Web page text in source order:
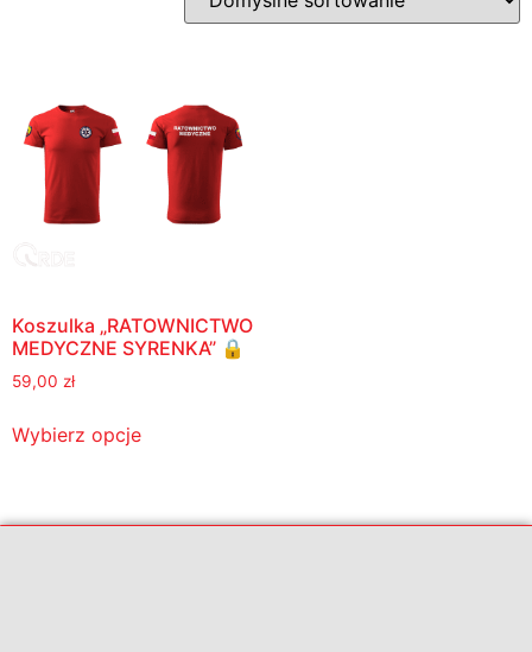
Koszulka „RATOWNICTWO
MEDYCZNE SYRENKA” 🔒
59,00 zł
Wybierz opcje